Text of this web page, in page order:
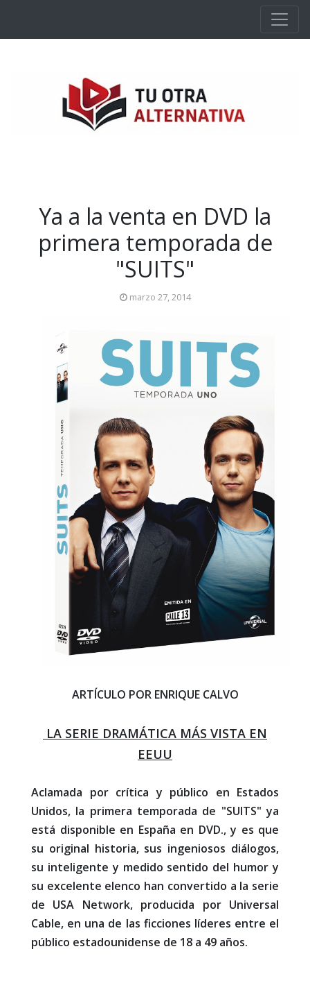
Ya a la venta en DVD la
primera temporada de
"SUITS"
marzo 27, 2014
ARTÍCULO POR ENRIQUE CALVO
LA SERIE DRAMÁTICA MÁS VISTA EN
EEUU
Aclamada por crítica y público en Estados
Unidos, la primera temporada de "SUITS" ya
está disponible en España en DVD., y es que
su original historia, sus ingeniosos diálogos,
su inteligente y medido sentido del humor y
su excelente elenco han convertido a la serie
de USA Network, producida por Universal
Cable, en una de las ficciones líderes entre el
público estadounidense de 18 a 49 años.